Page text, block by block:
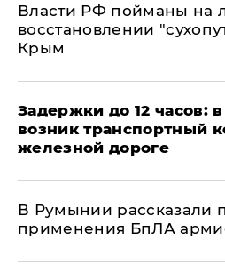
Власти РФ пойманы на
восстановлении
Крым
Задержки до 12 часов:
возник транспортный
железной дороге
В Румынии рассказали
применения БпЛА